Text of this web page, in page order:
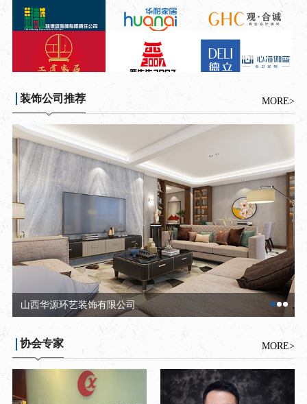
装饰公司推荐 MORE>
山西点石装饰设计有限公司
协会专家 MORE>